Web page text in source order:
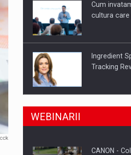
preiau compania intr-o
Cum
cultura
Ingredient
Tracking
WEBINARII
CANON -